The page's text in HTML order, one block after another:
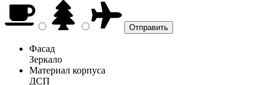
Фасад
Зеркало
Материал корпуса
ДСП